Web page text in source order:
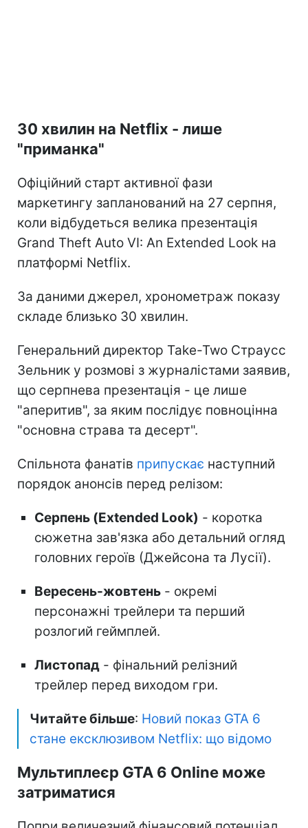
30 хвилин на Netflix - лише
"приманка"
Офіційний старт активної фази
маркетингу запланований на 27 серпня,
коли відбудеться велика презентація
Grand Theft Auto VI: An Extended Look на
платформі Netflix.
За даними джерел, хронометраж показу
складе близько 30 хвилин.
Генеральний директор Take-Two Страусс
Зельник у розмові з журналістами заявив,
що серпнева презентація - це лише
"аперитив", за яким послідує повноцінна
"основна страва та десерт".
Спільнота фанатів припускає наступний
порядок анонсів перед релізом:
Серпень (Extended Look) - коротка
сюжетна зав'язка або детальний огляд
головних героїв (Джейсона та Лусії).
Вересень-жовтень - окремі
персонажні трейлери та перший
розлогий геймплей.
Листопад - фінальний релізний
трейлер перед виходом гри.
Читайте більше: Новий показ GTA 6
стане ексклюзивом Netflix: що відомо
Мультиплеєр GTA 6 Online може
затриматися